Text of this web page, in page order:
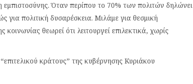
Όταν περίπου το 70% των πολιτών δηλώνει
για πολιτική δυσαρέσκεια. Μιλάμε για θεσμική
θεωρεί ότι λειτουργεί επιλεκτικά, χωρίς
κράτους” της κυβέρνησης Κυριάκου